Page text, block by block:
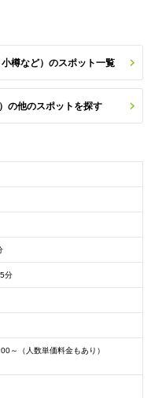
樽など）のスポット一覧
の他のスポットを探す
分
～（人数単価料金もあり）